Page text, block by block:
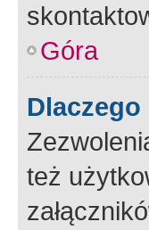
Góra
też